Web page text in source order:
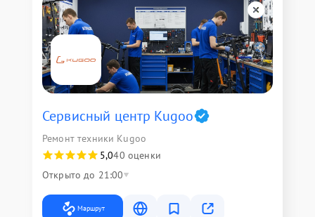
Сервисный центр Kugoo
Ремонт техники Kugoo
5,040 оценки
Открыто до 21:00
Маршрут